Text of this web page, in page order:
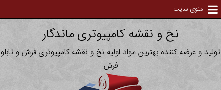
منوی سایت
نخ و نقشه کامپیوتری ماندگار
تولید و عرضه کننده بهترین مواد اولیه نخ و نقشه کامپیوتری فرش و تابلو
فرش